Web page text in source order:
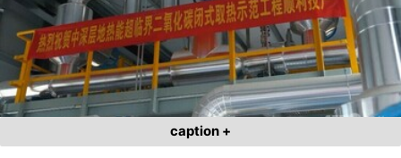
caption +